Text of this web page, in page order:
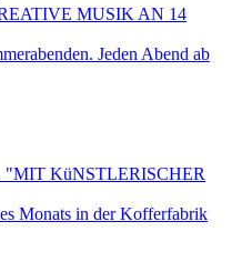
MUSIK AN 14
Jeden Abend ab
"MIT KüNSTLERISCHER
Monats in der Kofferfabrik